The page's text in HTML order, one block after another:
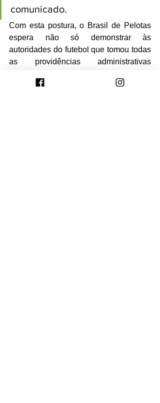
comunicado.
Com esta postura, o Brasil de Pelotas
espera não só demonstrar às
autoridades do futebol que tomou todas
as providências administrativas
a sua massa de adeptos para proteger